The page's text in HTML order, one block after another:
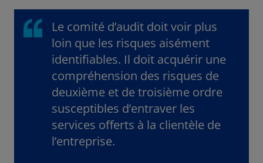
Le comité d’audit doit voir plus
loin que les risques aisément
identifiables. Il doit acquérir une
compréhension des risques de
deuxième et de troisième ordre
susceptibles d’entraver les
services offerts à la clientèle de
l’entreprise.